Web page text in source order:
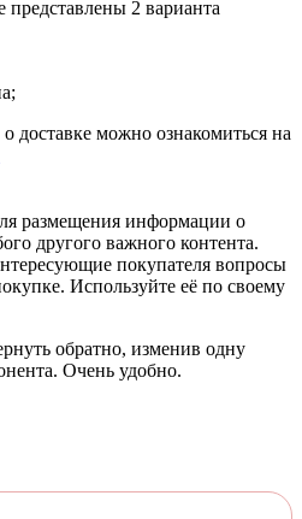
2 варианта
доставке можно ознакомиться на
размещения информации о
другого важного контента.
покупателя вопросы
Используйте её по своему
обратно, изменив одну
Очень удобно.